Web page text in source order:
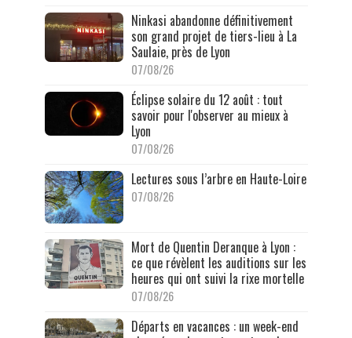
Ninkasi abandonne définitivement
son grand projet de tiers-lieu à La
Saulaie, près de Lyon
07/08/26
Éclipse solaire du 12 août : tout
savoir pour l'observer au mieux à
Lyon
07/08/26
Lectures sous l’arbre en Haute-Loire
07/08/26
Mort de Quentin Deranque à Lyon :
ce que révèlent les auditions sur les
heures qui ont suivi la rixe mortelle
07/08/26
Départs en vacances : un week-end